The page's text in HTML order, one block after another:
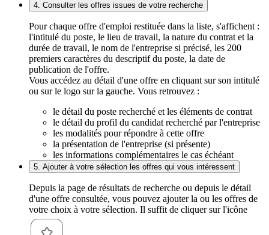
4. Consulter les offres issues de votre recherche
Pour chaque offre d'emploi restituée dans la liste, s'affichent :
l'intitulé du poste, le lieu de travail, la nature du contrat et la
durée de travail, le nom de l'entreprise si précisé, les 200
premiers caractères du descriptif du poste, la date de
publication de l'offre.
Vous accédez au détail d'une offre en cliquant sur son intitulé
ou sur le logo sur la gauche. Vous retrouvez :
le détail du poste recherché et les éléments de contrat
le détail du profil du candidat recherché par l'entreprise
les modalités pour répondre à cette offre
la présentation de l'entreprise (si présente)
les informations complémentaires le cas échéant
5. Ajouter à votre sélection les offres qui vous intéressent
Depuis la page de résultats de recherche ou depuis le détail
d'une offre consultée, vous pouvez ajouter la ou les offres de
votre choix à votre sélection. Il suffit de cliquer sur l'icône